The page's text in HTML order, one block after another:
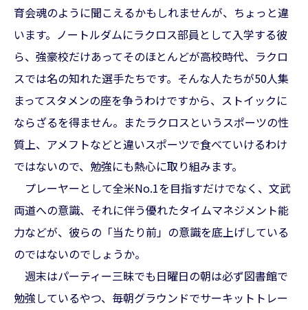
育会魂のように聞こえるかもしれませんが、ちょっと違
います。ノートルダムにラクロス部員として入学する彼
ら、強豪校だけあってそのほとんどが高校時代、ラクロ
スでは名の知れた選手たちです。そんな人たちが50人集
まってスタメンの座を争うわけですから、ストイックに
ならざるを得ません。またラクロスというスポーツの性
質上、アメフトなどと違いスポーツで食べていけるわけ
ではないので、勉強にも熱心に取り組みます。
プレーヤーとして全米No.1を目指すだけでなく、文武
両道への意識、それに伴う優れたタイムマネジメント能
力などが、彼らの「当たり前」の意識を底上げしている
のではないのでしょうか。
週末はパーティー三昧でも日曜日の朝は必ず図書館で
勉強しているやつ、毎朝グラウンドでサーキットトレー